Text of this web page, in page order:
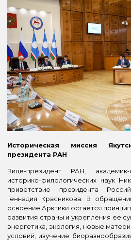
Историческая миссия
президента РАН
Вице-президент РАН, академик-
историко-филологических наук
приветствие президента
Геннадия Красникова. В
освоение Арктики остается
развития страны и укрепления ее
энергетика, экология, новые
условий, изучение